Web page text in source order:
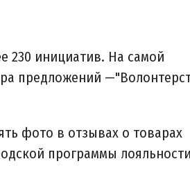
230 инициатив. На самой
предложений
фото в отзывах о товарах
программы